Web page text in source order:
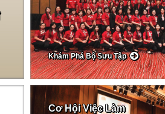
Khám Phá Bộ Sưu Tập
Cơ Hội Việc Làm